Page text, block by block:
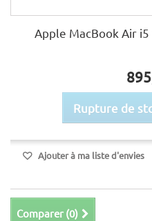
Apple MacBook Air
Rupture de
Ajouter à ma liste d'envies
Comparer (0)